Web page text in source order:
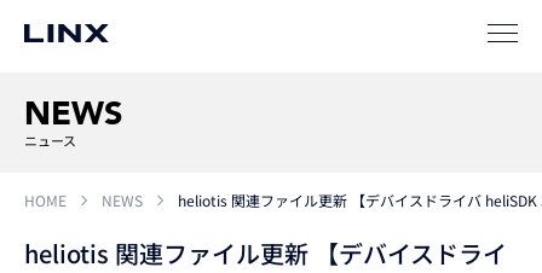
サポート
NEWS
ニュース
HOME NEWS heliotis 関連ファイル更新 【デバイスドライバ
heliotis 関連ファイル更新 【デバイスドライ